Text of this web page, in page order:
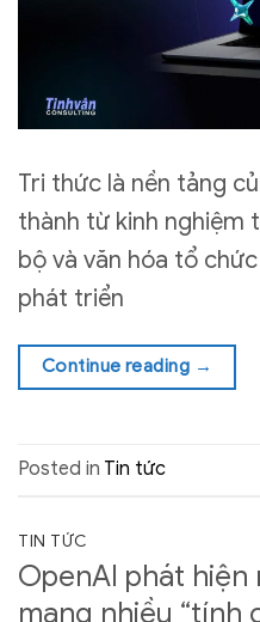
Tri thức là nền tảng
thành từ kinh nghiệm
bộ và văn hóa tổ
phát triển
Continue reading →
Posted in Tin tức
TIN TỨC
OpenAI phát hiện
mang nhiều “tính